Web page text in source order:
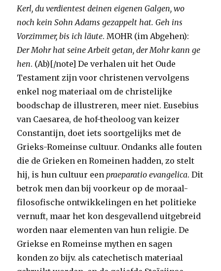
Kerl, du verdientest deinen eigenen Galgen, wo
noch kein Sohn Adams gezappelt hat. Geh ins
Vorzimmer, bis ich läute. MOHR (im Abgehen):
Der Mohr hat seine Arbeit getan, der Mohr kann ge
hen. (Ab)[/note] De verhalen uit het Oude
Testament zijn voor christenen vervolgens
enkel nog materiaal om de christelijke
boodschap de illustreren, meer niet. Eusebius
van Caesarea, de hof-theoloog van keizer
Constantijn, doet iets soortgelijks met de
Grieks-Romeinse cultuur. Ondanks alle fouten
die de Grieken en Romeinen hadden, zo stelt
hij, is hun cultuur eenpraeparatio evangelica. Dit
betrok men dan bij voorkeur op de moraal-
filosofische ontwikkelingen en het politieke
vernuft, maar het kon desgevallend uitgebreid
worden naar elementen van hun religie. De
Griekse en Romeinse mythen en sagen
konden zo bijv. als catechetisch materiaal